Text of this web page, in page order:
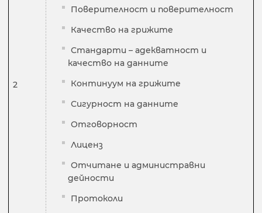
2
Поверителност и поверителност
Качество на грижите
Стандарти – адекватност и
качество на данните
Континуум на грижите
Сигурност на данните
Отговорност
Лиценз
Отчитане и администравни
дейности
Протоколи